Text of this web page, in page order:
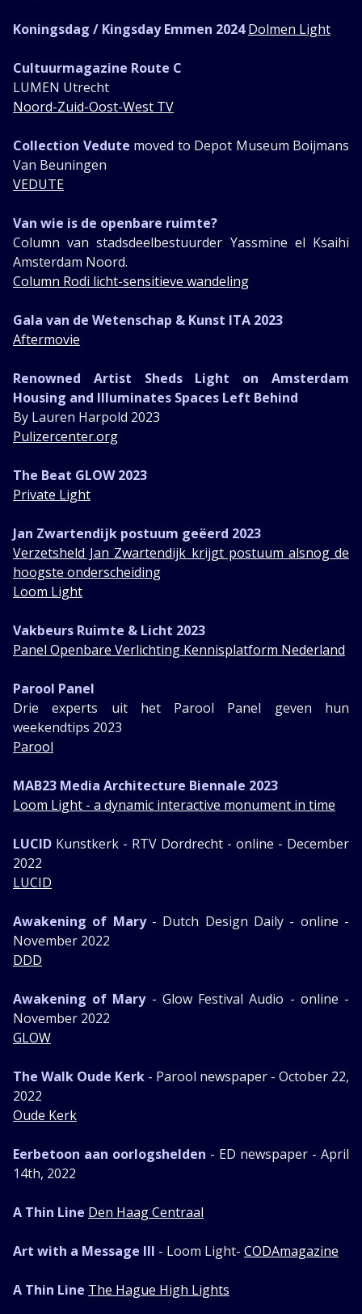
Koningsdag / Kingsday Emmen 2024 Dolmen Light
Cultuurmagazine Route C
LUMEN Utrecht
Noord-Zuid-Oost-West TV
Collection Vedute moved to Depot Museum Boijmans
Van Beuningen
VEDUTE
Van wie is de openbare ruimte?
Column van stadsdeelbestuurder Yassmine el Ksaihi
Amsterdam Noord.
Column Rodi licht-sensitieve wandeling
Gala van de Wetenschap & Kunst ITA 2023
Aftermovie
Renowned Artist Sheds Light on Amsterdam
Housing and Illuminates Spaces Left Behind
By Lauren Harpold 2023
Pulizercenter.org
The Beat GLOW 2023
Private Light
Jan Zwartendijk postuum geëerd 2023
Verzetsheld Jan Zwartendijk krijgt postuum alsnog de
hoogste onderscheiding
Loom Light
Vakbeurs Ruimte & Licht 2023
Panel Openbare Verlichting Kennisplatform Nederland
Parool Panel
Drie experts uit het Parool Panel geven hun
weekendtips 2023
Parool
MAB23 Media Architecture Biennale 2023
Loom Light - a dynamic interactive monument in time
LUCID Kunstkerk - RTV Dordrecht - online - December
2022
LUCID
Awakening of Mary- Dutch Design Daily - online -
November 2022
DDD
Awakening of Mary- Glow Festival Audio - online -
November 2022
GLOW
The Walk Oude Kerk - Parool newspaper - October 22,
2022
Oude Kerk
Eerbetoon aan oorlogshelden - ED newspaper - April
14th, 2022
A Thin Line Den Haag Centraal
Art with a Message III - Loom Light- CODAmagazine
A Thin Line The Hague High Lights